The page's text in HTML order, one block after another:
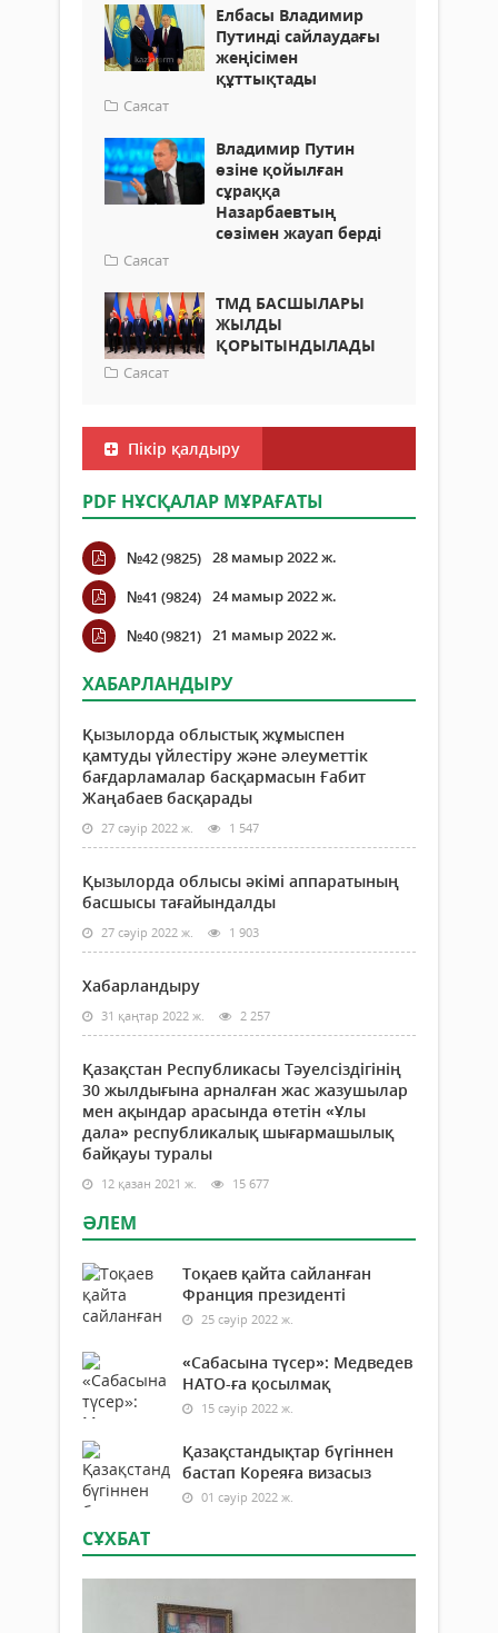
Елбасы Владимир
Путинді сайлаудағы
жеңісімен
құттықтады
Саясат
Владимир Путин
өзіне қойылған
сұраққа
Назарбаевтың
сөзімен жауап берді
Саясат
ТМД БАСШЫЛАРЫ
ЖЫЛДЫ
ҚОРЫТЫНДЫЛАДЫ
Саясат
Пікір қалдыру
PDF НҰСҚАЛАР МҰРАҒАТЫ
№42 (9825)
28 мамыр 2022 ж.
№41 (9824)
24 мамыр 2022 ж.
№40 (9821)
21 мамыр 2022 ж.
ХАБАРЛАНДЫРУ
Қызылорда облыстық жұмыспен
қамтуды үйлестіру және әлеуметтік
бағдарламалар басқармасын Ғабит
Жаңабаев басқарады
27 сәуір 2022 ж. 1 547
Қызылорда облысы әкімі аппаратының
басшысы тағайындалды
27 сәуір 2022 ж. 1 903
Хабарландыру
31 қаңтар 2022 ж. 2 257
Қазақстан Республикасы Тәуелсіздігінің
30 жылдығына арналған жас жазушылар
мен ақындар арасында өтетін «Ұлы
дала» республикалық шығармашылық
байқауы туралы
12 қазан 2021 ж. 15 677
ӘЛЕМ
Тоқаев қайта сайланған
Франция президенті
25 сәуір 2022 ж.
«Сабасына түсер»: Медведев
НАТО-ға қосылмақ
15 сәуір 2022 ж.
Қазақстандықтар бүгіннен
бастап Кореяға визасыз
01 сәуір 2022 ж.
СҰХБАТ